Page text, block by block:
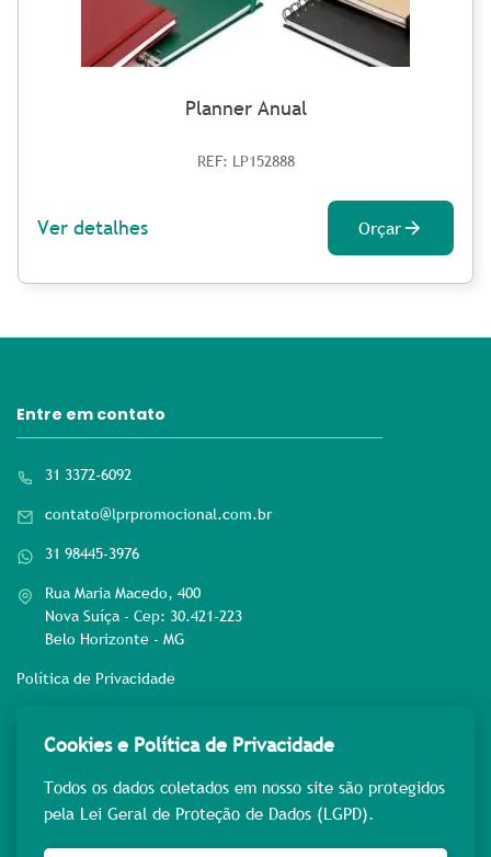
Planner Anual
REF: LP152888
Ver detalhes Orçar
Entre em contato
31 3372-6092
contato@lprpromocional.com.br
31 98445-3976
Rua Maria Macedo, 400
Nova Suíça - Cep: 30.421-223
Belo Horizonte - MG
Política de Privacidade
Rede sociais
Cookies e Política de Privacidade
Todos os dados coletados em nosso site são protegidos
pela Lei Geral de Proteção de Dados (LGPD).